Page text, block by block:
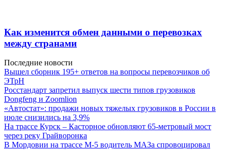
Как изменится обмен данными о перевозках
между странами
Последние новости
Вышел сборник 195+ ответов на вопросы перевозчиков об
ЭТрН
Росстандарт запретил выпуск шести типов грузовиков
Dongfeng и Zoomlion
«Автостат»: продажи новых тяжелых грузовиков в России в
июле снизились на 3,9%
На трассе Курск – Касторное обновляют 65-метровый мост
через реку Грайворонка
В Мордовии на трассе М-5 водитель МАЗа спровоцировал